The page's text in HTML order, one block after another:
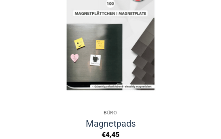
BÜRO
Magnetpads
€4,45